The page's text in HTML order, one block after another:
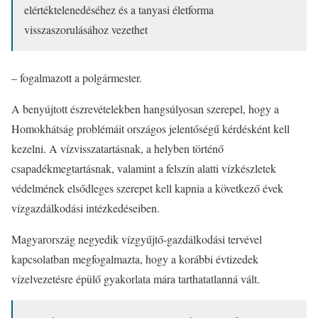
elértéktelenedéséhez és a tanyasi életforma
visszaszorulásához vezethet
– fogalmazott a polgármester.
A benyújtott észrevételekben hangsúlyosan szerepel, hogy a
Homokhátság problémáit országos jelentőségű kérdésként kell
kezelni. A vízvisszatartásnak, a helyben történő
csapadékmegtartásnak, valamint a felszín alatti vízkészletek
védelmének elsődleges szerepet kell kapnia a következő évek
vízgazdálkodási intézkedéseiben.
Magyarország negyedik vízgyűjtő-gazdálkodási tervével
kapcsolatban megfogalmazta, hogy a korábbi évtizedek
vízelvezetésre épülő gyakorlata mára tarthatatlanná vált.